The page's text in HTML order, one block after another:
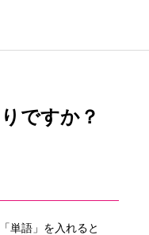
ですか？
単語」を入れると